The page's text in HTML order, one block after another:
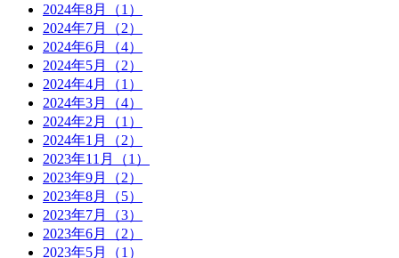
2024年8月（1）
2024年7月（2）
2024年6月（4）
2024年5月（2）
2024年4月（1）
2024年3月（4）
2024年2月（1）
2024年1月（2）
2023年11月（1）
2023年9月（2）
2023年8月（5）
2023年7月（3）
2023年6月（2）
2023年5月（1）